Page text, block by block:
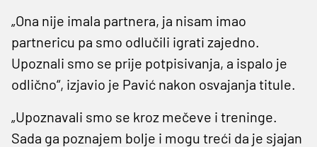
„Ona nije imala partnera, ja nisam imao
partnericu pa smo odlučili igrati zajedno.
Upoznali smo se prije potpisivanja, a ispalo je
odlično“, izjavio je Pavić nakon osvajanja titule.
„Upoznavali smo se kroz mečeve i treninge.
Sada ga poznajem bolje i mogu treći da je sjajan